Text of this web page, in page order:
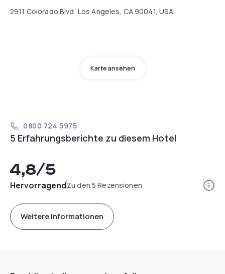
2911 Colorado Blvd, Los Angeles, CA 90041, USA
Karte ansehen
0800 724 5975
5 Erfahrungsberichte zu diesem Hotel
4,8/5
HervorragendZu den 5 Rezensionen
Weitere Informationen